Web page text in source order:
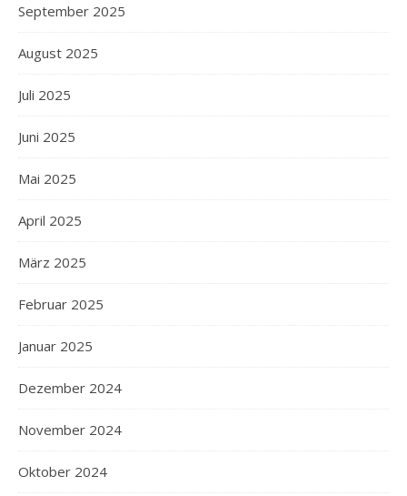
September 2025
August 2025
Juli 2025
Juni 2025
Mai 2025
April 2025
März 2025
Februar 2025
Januar 2025
Dezember 2024
November 2024
Oktober 2024